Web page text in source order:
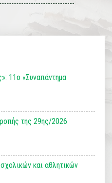
11ο «Συναπάντημα
της 29ης/2026
και αθλητικών